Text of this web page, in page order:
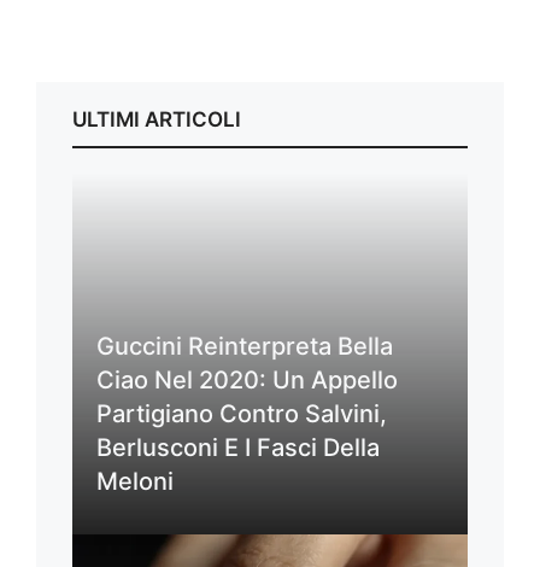
ULTIMI ARTICOLI
Guccini Reinterpreta Bella
Ciao Nel 2020: Un Appello
Partigiano Contro Salvini,
Berlusconi E I Fasci Della
Meloni